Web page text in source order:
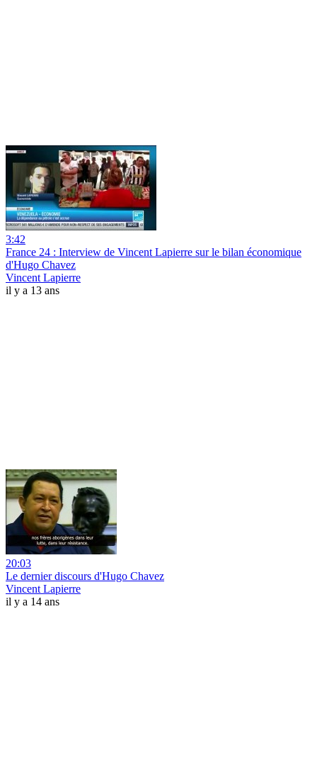
3:42
France 24 : Interview de Vincent Lapierre sur le bilan économique
d'Hugo Chavez
Vincent Lapierre
il y a 13 ans
20:03
Le dernier discours d'Hugo Chavez
Vincent Lapierre
il y a 14 ans